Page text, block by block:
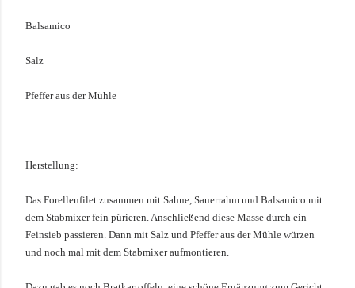
Balsamico
Salz
Pfeffer aus der Mühle
Herstellung:
Das Forellenfilet zusammen mit Sahne, Sauerrahm und Balsamico mit
dem Stabmixer fein pürieren. Anschließend diese Masse durch ein
Feinsieb passieren. Dann mit Salz und Pfeffer aus der Mühle würzen
und noch mal mit dem Stabmixer aufmontieren.